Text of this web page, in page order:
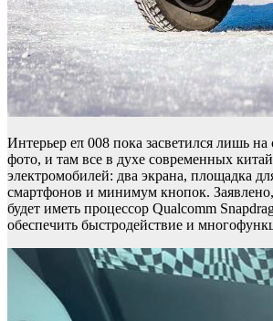
Интерьер eπ 008 пока засветился лишь
фото, и там все в духе современных
электромобилей: два экрана, площадка
смартфонов и минимум кнопок.
будет иметь процессор Qualcomm
обеспечить быстродействие и